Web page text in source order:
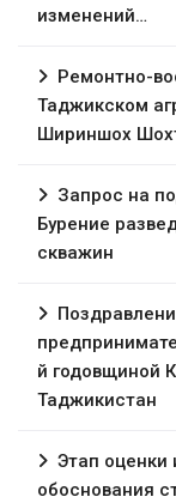
изменений…
Ремонтно-
Таджикском
Шириншох
Запрос на
Бурение
скважин
й годовщиной
Таджикистан
Этап оценки
обоснования